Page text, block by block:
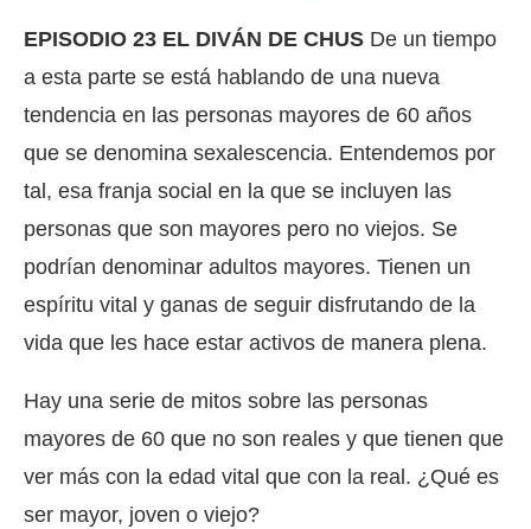
EPISODIO 23 EL DIVÁN DE CHUS De un tiempo
a esta parte se está hablando de una nueva
tendencia en las personas mayores de 60 años
que se denomina sexalescencia. Entendemos por
tal, esa franja social en la que se incluyen las
personas que son mayores pero no viejos. Se
podrían denominar adultos mayores. Tienen un
espíritu vital y ganas de seguir disfrutando de la
vida que les hace estar activos de manera plena.
Hay una serie de mitos sobre las personas
mayores de 60 que no son reales y que tienen que
ver más con la edad vital que con la real. ¿Qué es
ser mayor, joven o viejo?